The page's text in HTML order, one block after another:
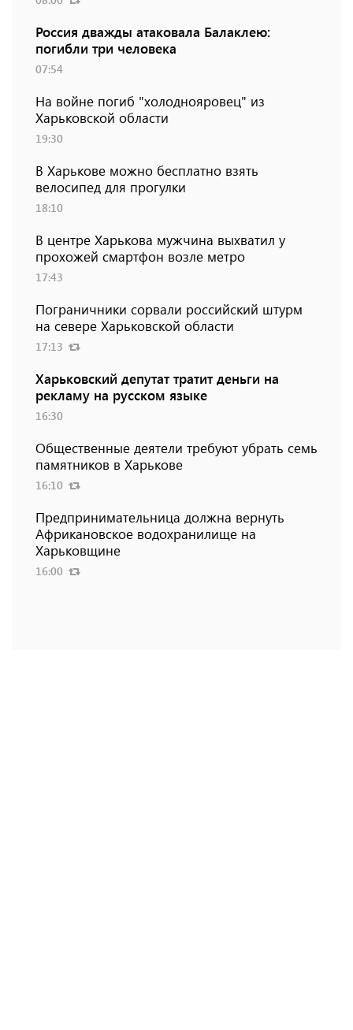
Россия дважды атаковала Балаклею:
погибли три человека
07:54
На войне погиб "холоднояровец" из
Харьковской области
19:30
В Харькове можно бесплатно взять
велосипед для прогулки
18:10
В центре Харькова мужчина выхватил у
прохожей смартфон возле метро
17:43
Пограничники сорвали российский штурм
на севере Харьковской области
17:13
Харьковский депутат тратит деньги на
рекламу на русском языке
16:30
Общественные деятели требуют убрать семь
памятников в Харькове
16:10
Предпринимательница должна вернуть
Африкановское водохранилище на
Харьковщине
16:00